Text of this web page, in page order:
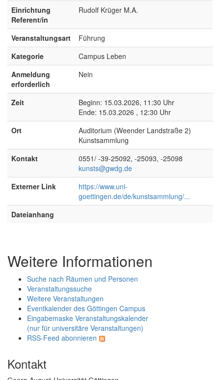
Einrichtung
Referent/in
Rudolf Krüger M.A.
Veranstaltungsart
Führung
Kategorie
Campus Leben
Anmeldung
erforderlich
Nein
Zeit
Beginn: 15.03.2026, 11:30 Uhr
Ende: 15.03.2026 , 12:30 Uhr
Ort
Auditorium (Weender Landstraße 2)
Kunstsammlung
Kontakt
0551/ -39-25092, -25093, -25098
kunsts@gwdg.de
Externer Link
https://www.uni-
goettingen.de/de/kunstsammlung/...
Dateianhang
Weitere Informationen
Suche nach Räumen und Personen
Veranstaltungssuche
Weitere Veranstaltungen
Eventkalender des Göttingen Campus
Eingabemaske Veranstaltungskalender
(nur für universitäre Veranstaltungen)
RSS-Feed abonnieren
Kontakt